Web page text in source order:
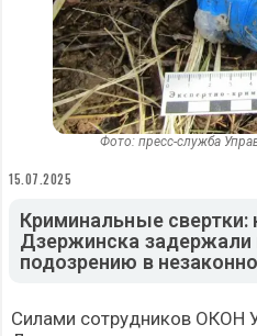
Фото: пресс-служба
15.07.2025
Криминальные свертки:
Дзержинска задержали
подозрению в
Силами сотрудников ОКОН